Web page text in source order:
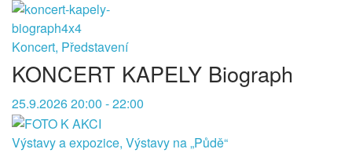
Koncert, Představení
KONCERT KAPELY Biograph
25.9.2026 20:00 - 22:00
Výstavy a expozice, Výstavy na „Půdě“